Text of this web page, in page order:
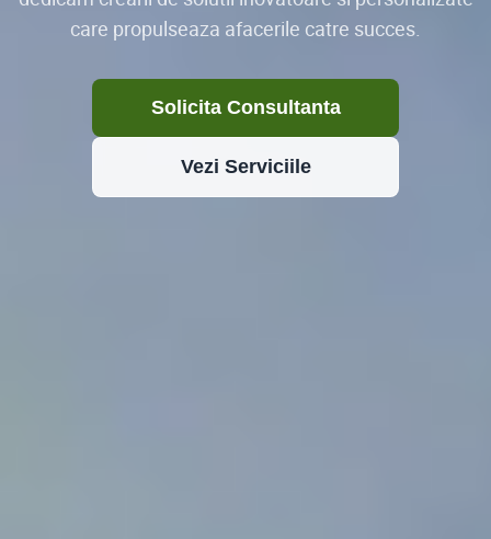
care propulseaza afacerile catre succes.
Solicita Consultanta
Vezi Serviciile